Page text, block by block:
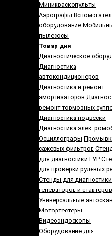
Миникраскопульты
Аэрографы
оборудование
пылесосы
Товар дня
Диагностическое
Диагностика
автокондиционеров
Диагностика и ремонт
амортизаторов
ремонт тормозных
Диагностика подвески
Диагностика
Осциллографы
сажевых фильтров
для диагностики ГУР
для проверки рулевых
Cтенды для диагностики
генераторов и стартеров
Универсальные
Мотортестеры
Видеоэндоскопы
Оборудование для